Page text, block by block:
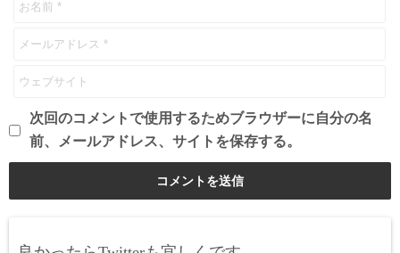
次回のコメントで使用するためブラウザーに自分の名
前、メールアドレス、サイトを保存する。